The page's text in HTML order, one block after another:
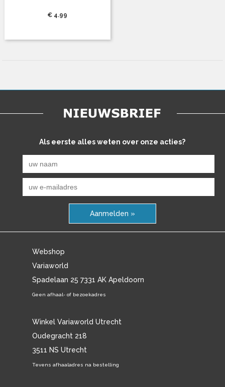
€ 4.99
Als eerste alles weten over onze acties?
Aanmelden »
Webshop
Variaworld
Spadelaan 25 7331 AK Apeldoorn
Geen afhaal- of bezoekadres
Winkel Variaworld Utrecht
Oudegracht 218
3511 NS Utrecht
Tevens afhaaladres na bestelling